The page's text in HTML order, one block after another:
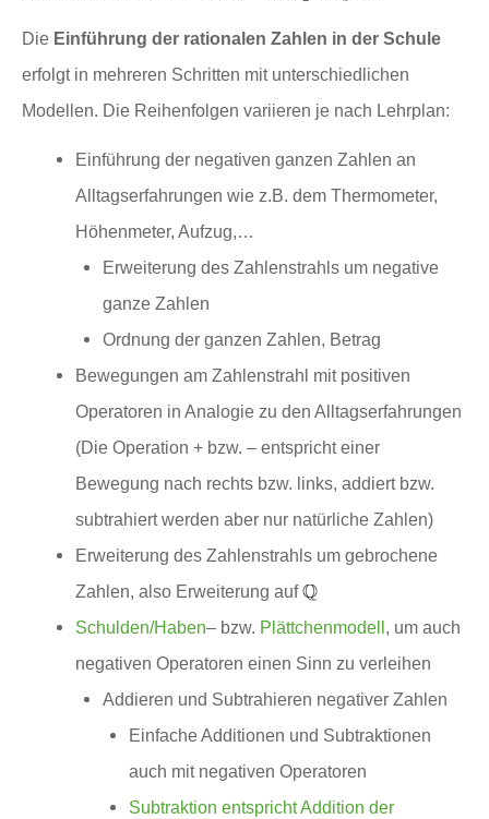
Die Einführung der rationalen Zahlen in der Schule
erfolgt in mehreren Schritten mit unterschiedlichen
Modellen. Die Reihenfolgen variieren je nach Lehrplan:
Einführung der negativen ganzen Zahlen an
Alltagserfahrungen wie z.B. dem Thermometer,
Höhenmeter, Aufzug,…
Erweiterung des Zahlenstrahls um negative
ganze Zahlen
Ordnung der ganzen Zahlen, Betrag
Bewegungen am Zahlenstrahl mit positiven
Operatoren in Analogie zu den Alltagserfahrungen
(Die Operation + bzw. – entspricht einer
Bewegung nach rechts bzw. links, addiert bzw.
subtrahiert werden aber nur natürliche Zahlen)
Erweiterung des Zahlenstrahls um gebrochene
Zahlen, also Erweiterung auf
Schulden/Haben– bzw. Plättchenmodell, um auch
negativen Operatoren einen Sinn zu verleihen
Addieren und Subtrahieren negativer Zahlen
Einfache Additionen und Subtraktionen
auch mit negativen Operatoren
Subtraktion entspricht Addition der